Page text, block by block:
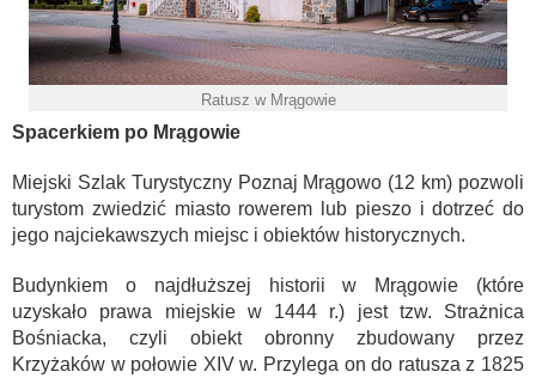
Ratusz w Mrągowie
Spacerkiem po Mrągowie
Miejski Szlak Turystyczny Poznaj Mrągowo (12 km) pozwoli
turystom zwiedzić miasto rowerem lub pieszo i dotrzeć do
jego najciekawszych miejsc i obiektów historycznych.
Budynkiem o najdłuższej historii w Mrągowie (które
uzyskało prawa miejskie w 1444 r.) jest tzw. Strażnica
Bośniacka, czyli obiekt obronny zbudowany przez
Krzyżaków w połowie XIV w. Przylega on do ratusza z 1825